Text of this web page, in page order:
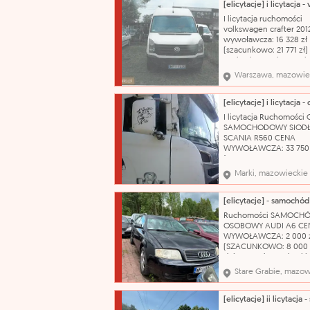
obsługa urządzeń
takich jak drukarki,
kserokopiarki, skanery;
przyjmowanie i
I licytacja ruchomości
volkswagen crafter
wywoławcza: 16 328 zł
(szacunkowo: 21 771
wycieków.
stanie
wieku i przebiegu
Powłoka lakiernicza w
dobrym z widocznymi
zarysowań, niewielkie
Warszawa,
I licytacja Ruchomości
SAMOCHODOWY
SCANIA R560 CENA
WYWOŁAWCZA: 33 750
Pojazd uszkodzony.
kluczyk Nazwa
Ciągnik siodłowy
Model: SERIA R
ciągnik siodłowy
silnika: 15607 cm³
paliwa: olej nap
Marki, mazowieckie
Ruchomości
OSOBOWY AUDI A6
WYWOŁAWCZA: 2 000
(SZACUNKOWO: 8 000
Nazwa katalogowa:
osobowy Marka: Audi
A6 Typ nadwozia:
Pojemność silnika:
Stare Grabie,